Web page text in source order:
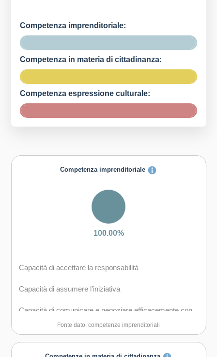
Competenza imprenditoriale:
Competenza in materia di cittadinanza:
Competenza espressione culturale:
Competenza imprenditoriale
100.00%
Capacità di accettare la responsabilità
Capacità di assumere l'iniziativa
Capacità di comunicare e negoziare efficacemente con
Capacità di coraggio e perseveranza nel raggiungimento
degli obiettivi
Fonte dato: competenze imprenditoriali